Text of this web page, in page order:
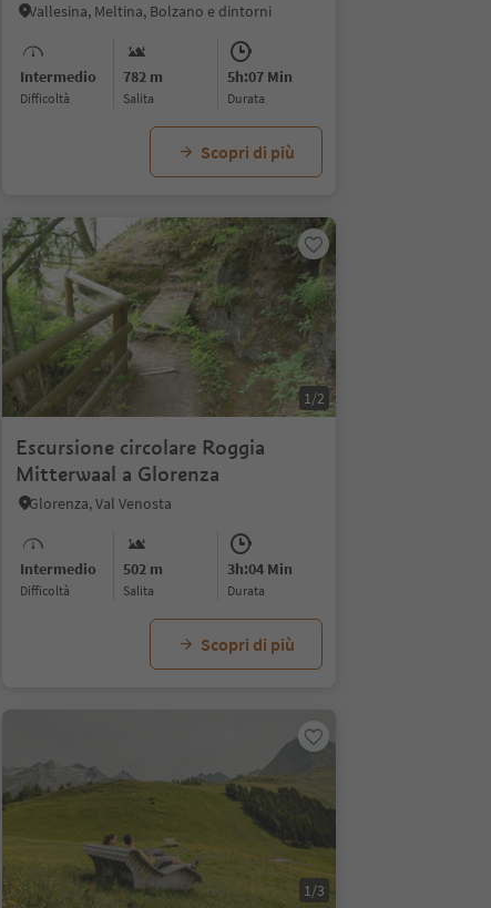
Kreuzjoch
Vallesina, Meltina, Bolzano e dintorni
Intermedio
Difficoltà
782 m
Salita
5h:07 Min
durata
Scopri di più
1/2
Escursione circolare Roggia
Mitterwaal a Glorenza
Glorenza, Val Venosta
Intermedio
Difficoltà
502 m
Salita
3h:04 Min
durata
Scopri di più
1/3